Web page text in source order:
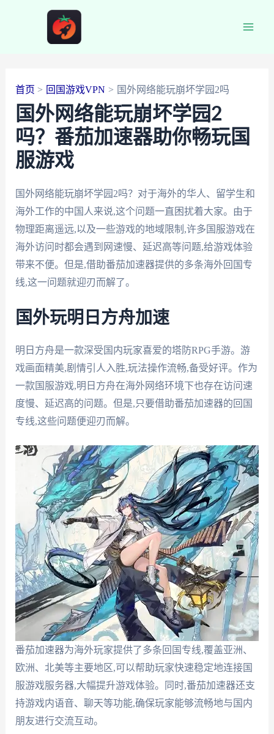
首页 回国游戏VPN 国外网络能玩崩坏学园2吗
国外网络能玩崩坏学园2
吗？番茄加速器助你畅玩国
服游戏
国外网络能玩崩坏学园2吗？对于海外的华人、留学生和
海外工作的中国人来说,这个问题一直困扰着大家。由于
物理距离遥远,以及一些游戏的地域限制,许多国服游戏在
海外访问时都会遇到网速慢、延迟高等问题,给游戏体验
带来不便。但是,借助番茄加速器提供的多条海外回国专
线,这一问题就迎刃而解了。
国外玩明日方舟加速
明日方舟是一款深受国内玩家喜爱的塔防RPG手游。游
戏画面精美,剧情引人入胜,玩法操作流畅,备受好评。作为
一款国服游戏,明日方舟在海外网络环境下也存在访问速
度慢、延迟高的问题。但是,只要借助番茄加速器的回国
专线,这些问题便迎刃而解。
番茄加速器为海外玩家提供了多条回国专线,覆盖亚洲、
欧洲、北美等主要地区,可以帮助玩家快速稳定地连接国
服游戏服务器,大幅提升游戏体验。同时,番茄加速器还支
持游戏内语音、聊天等功能,确保玩家能够流畅地与国内
朋友进行交流互动。